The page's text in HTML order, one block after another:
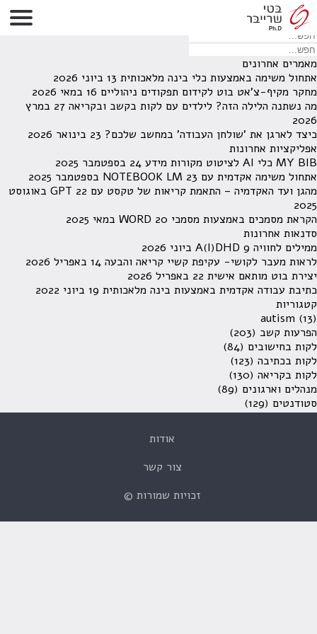
לא נמצאו תוצאות תחת קטגוריה זו.
מחפש משהו מסויים? השתמש בחיפוש
מאמרים אחרונים
אתחול משימה באמצעות כלי בינה מלאכותית 13 ביוני 2026
מחקר מקיף-צ'אט בוט לקידום תפקודים ניהוליים 16 במאי 2026
מה נשתנה הלילה הזה? לילדים עם לקות בקשב ובקריאה
27 במרץ
2026
כיצד לארגן את 'שולחן העבודה' במחשב שלכם? 23 בינואר 2026
אפליקציות אחרונות
MY BIB כלי AI לציטוט מקורות מידע
24 בספטמבר 2025
אתחול משימה אקדמית עם NOTEBOOK LM 23 בספטמבר 2025
מהגן ועד האקדמיה – התאמת קריאות של טקסט עם GPT
22 באוגוסט
2025
הקראת מסמכים באמצעות מסמכי WORD 20 במאי 2025
סדנאות אחרונות
ממילים לחוויה A(I)DHD 9 ביוני 2026
לראות מעבר לקושי- עקיפת קשיי קריאה והבעה 14 באפריל 2026
יצירת בוט מותאם אישית 22 באפריל 2026
כתיבת עבודה אקדמית באמצעות בינה מלאכותית 19 ביוני 2022
קטגוריות
autism (13)
הפרעות קשב (203)
לקות בחישובים (84)
לקות בכתיבה (123)
לקות בקריאה (130)
מנהלים וארגונים (89)
סטודנטים (129)
אודות
צור קשר
זכויות שמורות ©